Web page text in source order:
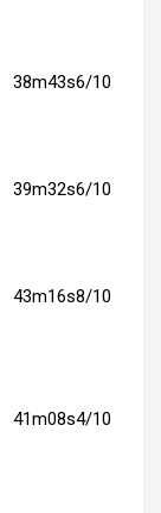
38m43s6/10
39m32s6/10
43m16s8/10
41m08s4/10